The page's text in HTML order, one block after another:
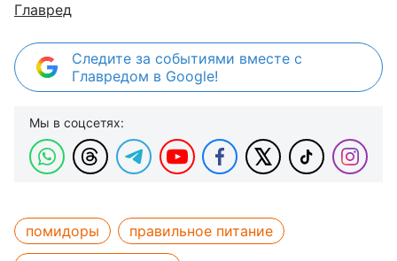
Главред
Следите за событиями вместе с
Главредом в Google!
Мы в соцсетях:
помидоры
правильное питание